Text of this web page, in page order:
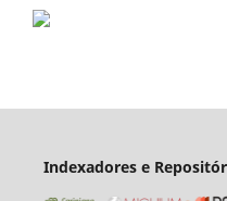
Indexadores e